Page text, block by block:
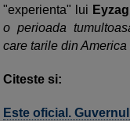
"experienta" lui
o perioada
care tarile din
Citeste si:
Este oficial.